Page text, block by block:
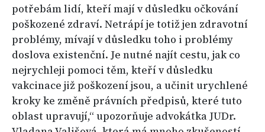
potřebám lidí, kteří mají v důsledku očkování
poškozené zdraví. Netrápí je totiž jen zdravotní
problémy, mívají v důsledku toho i problémy
doslova existenční. Je nutné najít cestu, jak co
nejrychleji pomoci těm, kteří v důsledku
vakcinace již poškození jsou, a učinit urychlené
kroky ke změně právních předpisů, které tuto
oblast upravují,“ upozorňuje advokátka JUDr.